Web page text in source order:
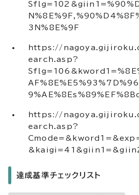
3N%8E%9F
https://
earch.asp?
https://
earch.asp?
達成基準チェックリスト